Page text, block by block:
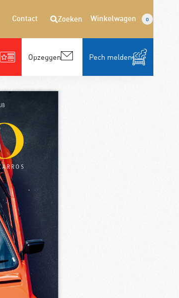
Contact Zoeken Winkelwagen 0
Opzeggen Pech melden